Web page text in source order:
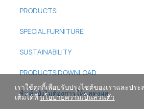
PRODUCTS
SPECIAL FURNITURE
SUSTAINABILITY
PRODUCTS DOWNLOAD
สินค้ายังไม่ต้องการให้แสดงผล
เราใช้คุกกี้เพื่อปรับปรุงไซต์ของเราและป
เติมได้ที่นโยบายความเป็นส่วนตัว